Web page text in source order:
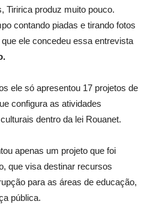
Tiririca produz muito pouco.
contando piadas e tirando fotos
ele concedeu essa entrevista
ele só apresentou 17 projetos de
configura as atividades
dentro da lei Rouanet.
apenas um projeto que foi
que visa destinar recursos
para as áreas de educação,
pública.